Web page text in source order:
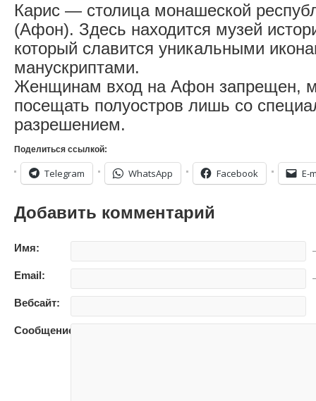
Карис — столица монашеской
(Афон). Здесь находится музей
который славится уникальными
манускриптами.
Женщинам вход на Афон запрещен,
посещать полуостров лишь со
разрешением.
Поделиться ссылкой:
Telegram WhatsApp Facebook E-
Добавить комментарий
Имя:
Email:
Вебсайт:
Сообщение: